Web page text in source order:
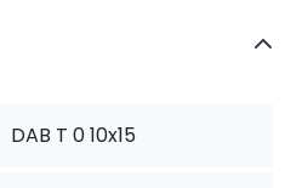
DAB T 0 10x15